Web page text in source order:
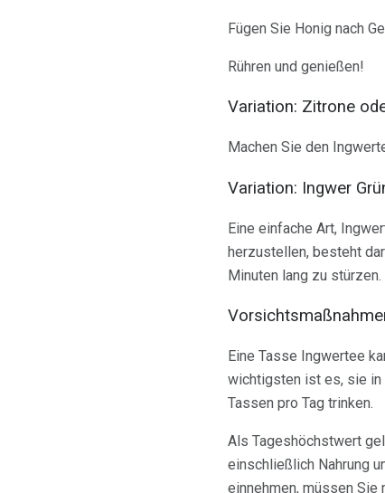
Fügen Sie Honig nach
Rühren und genießen!
Variation: Zitrone
Machen Sie den
Variation: Ingwer
Eine einfache Art,
herzustellen, besteht
Minuten lang zu stürzen.
Eine Tasse Ingwertee
wichtigsten ist es, sie in
Tassen pro Tag trinken.
Als Tageshöchstwert
einschließlich Nahrung
einnehmen, müssen